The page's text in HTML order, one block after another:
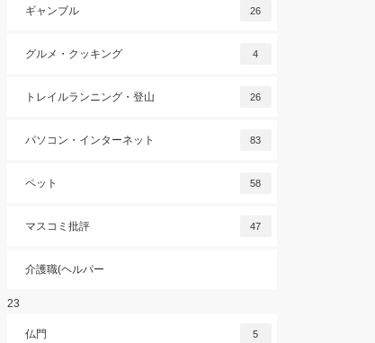
ギャンブル 26
グルメ・クッキング 4
トレイルランニング・登山 26
パソコン・インターネット 83
ペット 58
マスコミ批評 47
介護職(ヘルパー
23
仏門 5